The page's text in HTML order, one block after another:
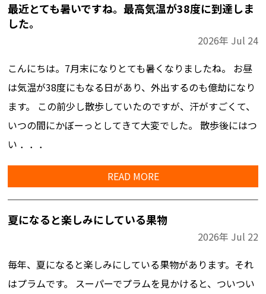
最近とても暑いですね。最高気温が38度に到達しま
した。
2026年 Jul 24
こんにちは。7月末になりとても暑くなりましたね。 お昼
は気温が38度にもなる日があり、外出するのも億劫になり
ます。 この前少し散歩していたのですが、汗がすごくて、
いつの間にかぼーっとしてきて大変でした。 散歩後にはつ
い ．．．
READ MORE
夏になると楽しみにしている果物
2026年 Jul 22
毎年、夏になると楽しみにしている果物があります。それ
はプラムです。 スーパーでプラムを見かけると、ついつい